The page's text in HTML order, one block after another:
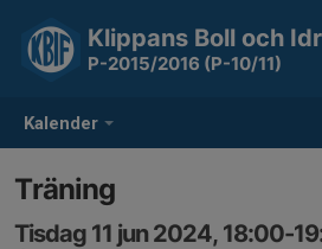
Kalender
Klippans Boll och
P-2015/2016 (P-10/11)
Träning
Tisdag 11 jun 2024, 18:00-